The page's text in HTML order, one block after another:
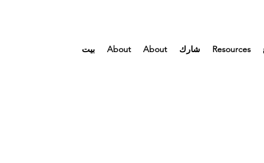
بيت About About شارك Resources